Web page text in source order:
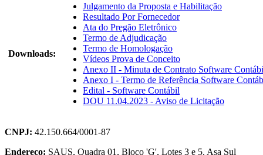
Downloads:
Julgamento da Proposta e Habilitação
Resultado Por Fornecedor
Ata do Pregão Eletrônico
Termo de Adjudicação
Termo de Homologação
Vídeos Prova de Conceito
Anexo II - Minuta de Contrato Software
Anexo I - Termo de Referência Software
Edital - Software Contábil
DOU 11.04.2023 - Aviso de Licitação
CNPJ: 42.150.664/0001-87
Endereço: SAUS, Quadra 01, Bloco 'G', Lotes 3 e 5. Asa Sul